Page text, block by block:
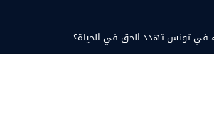
في تونس تهدد الحق في الحياة؟